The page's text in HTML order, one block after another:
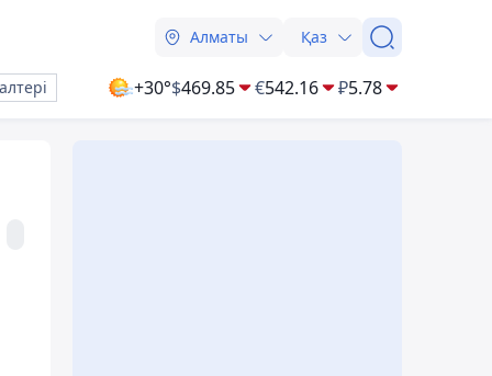
Алматы Қаз
+30°$469.85 €542.16 ₽5.78